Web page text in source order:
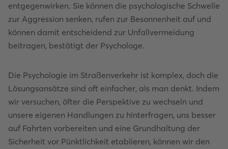
entgegenwirken. Sie können die psychologische Schwelle
zur Aggression senken, rufen zur Besonnenheit auf und
können damit entscheidend zur Unfallvermeidung
beitragen, bestätigt der Psychologe.
Die Psychologie im Straßenverkehr ist komplex, doch die
Lösungsansätze sind oft einfacher, als man denkt. Indem
wir versuchen, öfter die Perspektive zu wechseln und
unsere eigenen Handlungen zu hinterfragen, uns besser
auf Fahrten vorbereiten und eine Grundhaltung der
Sicherheit vor Pünktlichkeit etablieren, können wir den